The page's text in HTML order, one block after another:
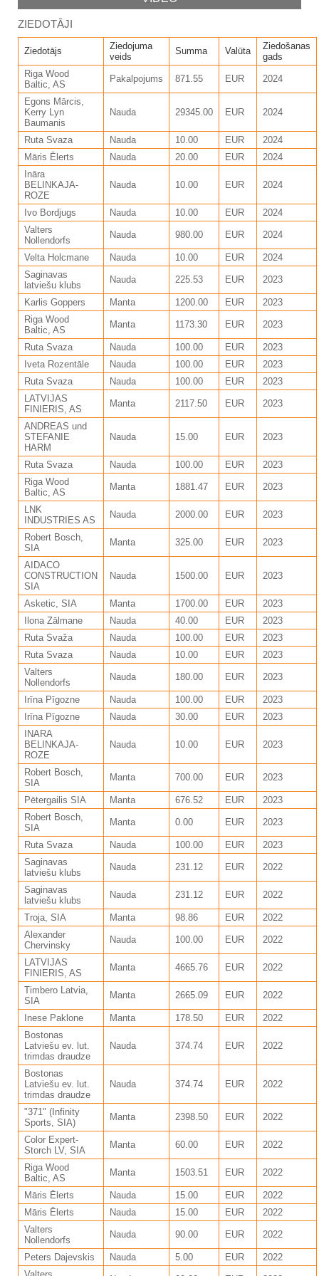
ZIEDOTĀJI
Ziedotājs
Ziedojuma
veids
Summa Valūta
Ziedošanas
gads
Riga Wood
Baltic, AS
Pakalpojums 871.55 EUR 2024
Egons Mārcis,
Kerry Lyn
Baumanis
Nauda 29345.00 EUR 2024
Ruta Svaza Nauda 10.00 EUR
2024
Māris Ēlerts
Nauda 20.00 EUR
2024
Ināra
BELINKAJA-
ROZE
Nauda 10.00 EUR 2024
Ivo Bordjugs Nauda 10.00 EUR
2024
Valters
Nollendorfs
Nauda 980.00 EUR 2024
Velta Holcmane Nauda 10.00 EUR
2024
Saginavas
latviešu klubs
Nauda 225.53 EUR 2023
Karlis Goppers Manta 1200.00 EUR
2023
Riga Wood
Baltic, AS
Manta 1173.30 EUR 2023
Ruta Svaza Nauda 100.00 EUR
2023
Iveta Rozentāle
Nauda 100.00 EUR
2023
Ruta Svaza
Nauda 100.00 EUR
2023
LATVIJAS
FINIERIS, AS
Manta 2117.50 EUR 2023
ANDREAS und
STEFANIE
HARM
Nauda 15.00 EUR 2023
Ruta Svaza Nauda 100.00 EUR
2023
Riga Wood
Baltic, AS
Manta 1881.47 EUR 2023
LNK
INDUSTRIES AS
Nauda 2000.00 EUR 2023
Robert Bosch,
SIA
Manta 325.00 EUR 2023
AIDACO
CONSTRUCTION
SIA
Nauda 1500.00 EUR 2023
Asketic, SIA Manta 1700.00 EUR
2023
Ilona Zālmane
Nauda 40.00 EUR
2023
Ruta Svaža
Nauda 100.00 EUR
2023
Ruta Svaza
Nauda 10.00 EUR
2023
Valters
Nollendorfs
Nauda 180.00 EUR 2023
Irīna Pīgozne Nauda 100.00 EUR
2023
Irīna Pīgozne
Nauda 30.00 EUR
2023
INARA
BELINKAJA-
ROZE
Nauda 10.00 EUR 2023
Robert Bosch,
SIA
Manta 700.00 EUR 2023
Pētergailis SIA Manta 676.52 EUR
2023
Robert Bosch,
SIA
Manta 0.00 EUR 2023
Ruta Svaza Nauda 100.00 EUR
2023
Saginavas
latviešu klubs
Nauda 231.12 EUR 2022
Saginavas
latviešu klubs
Nauda 231.12 EUR 2022
Troja, SIA Manta 98.86 EUR
2022
Alexander
Chervinsky
Nauda 100.00 EUR 2022
LATVIJAS
FINIERIS, AS
Manta 4665.76 EUR 2022
Timbero Latvia,
SIA
Manta 2665.09 EUR 2022
Inese Paklone Manta 178.50 EUR
2022
Bostonas
Latviešu ev. lut.
trimdas draudze
Nauda 374.74 EUR 2022
Bostonas
Latviešu ev. lut.
trimdas draudze
Nauda 374.74 EUR 2022
"371" (Infinity
Sports, SIA)
Manta 2398.50 EUR 2022
Color Expert-
Storch LV, SIA
Manta 60.00 EUR 2022
Riga Wood
Baltic, AS
Manta 1503.51 EUR 2022
Māris Ēlerts Nauda 15.00 EUR
2022
Māris Ēlerts
Nauda 15.00 EUR
2022
Valters
Nollendorfs
Nauda 90.00 EUR 2022
Peters Dajevskis Nauda 5.00 EUR
2022